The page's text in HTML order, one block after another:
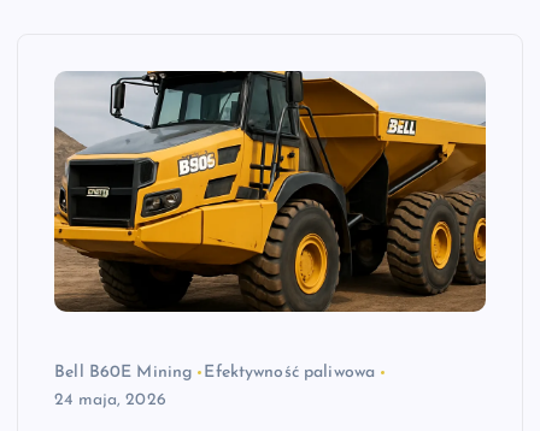
Bell B60E Mining
Efektywność paliwowa
24 maja, 2026